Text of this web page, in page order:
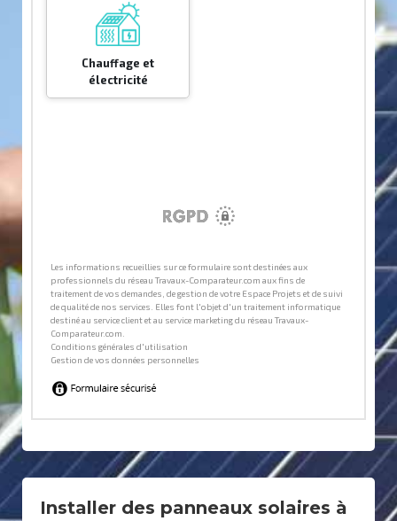
Installer des panneaux solaires à